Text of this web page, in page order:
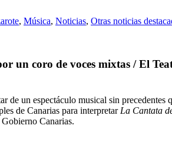
, Música, Noticias, Otras noticias
coro de voces mixtas / El
de un espectáculo musical sin
de Canarias para interpretar La Cantata
Canarias.